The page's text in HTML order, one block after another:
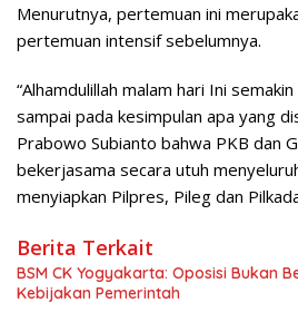
Menurutnya, pertemuan ini
pertemuan intensif sebelumnya.
“Alhamdulillah malam hari Ini
sampai pada kesimpulan apa yang
Prabowo Subianto bahwa PKB dan
bekerjasama secara utuh
menyiapkan Pilpres, Pileg dan
Berita Terkait
BSM CK Yogyakarta: Oposisi Bukan
Kebijakan Pemerintah